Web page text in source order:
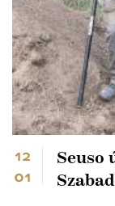
12
01
Seuso